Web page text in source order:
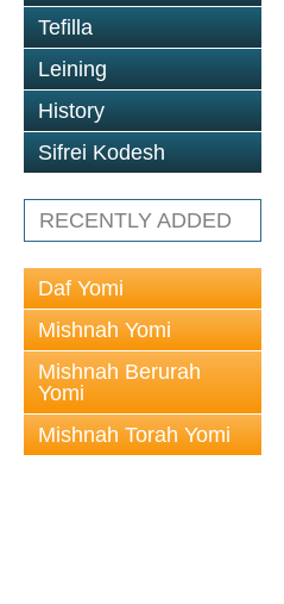
Tefilla
Leining
History
Sifrei Kodesh
RECENTLY ADDED
Daf Yomi
Mishnah Yomi
Mishnah Berurah
Yomi
Mishnah Torah Yomi